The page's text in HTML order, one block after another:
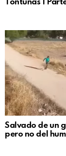
Tontunas |
Salvado de un
pero no del